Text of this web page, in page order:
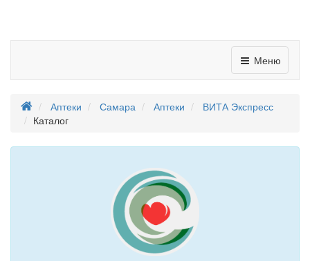
Меню
Аптеки Самара Аптеки
ВИТА Экспресс
Каталог